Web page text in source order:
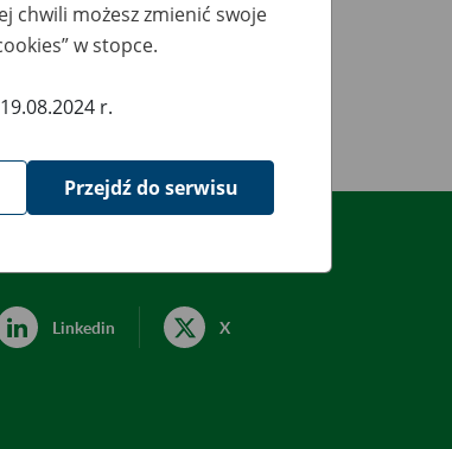
Linkedin X
chwili możesz zmienić swoje
w stopce.
r.
Przejdź do serwisu